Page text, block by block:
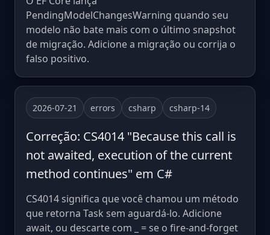
PendingModelChangesWarning quando seu
modelo não bate mais com o último snapshot
de migração. Adicione a migração ou corrija o
falso positivo.
2026-07-21 errors csharp csharp-14
Correção: CS4014 "Because this call is
not awaited, execution of the current
method continues" em C#
CS4014 significa que você chamou um método
que retorna Task sem aguardá-lo. Adicione
await, ou descarte com _ = se o fire-and-forget